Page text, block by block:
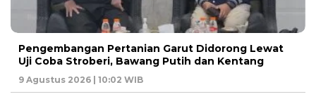
Pengembangan Pertanian Garut Didorong Lewat
Uji Coba Stroberi, Bawang Putih dan Kentang
9 Agustus 2026 | 10:02 WIB